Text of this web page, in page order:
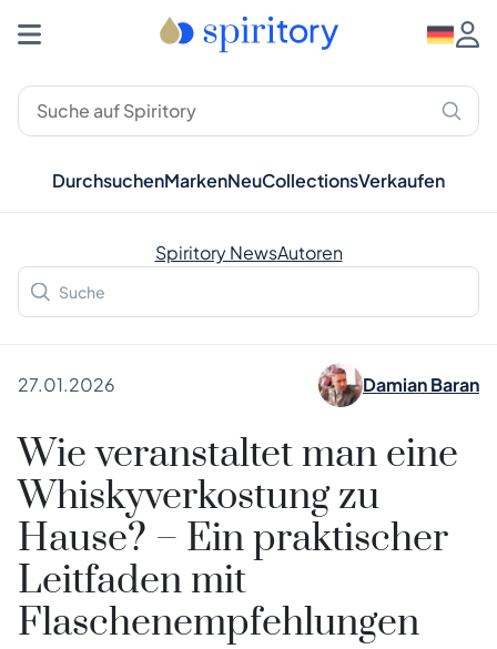
DurchsuchenMarkenNeuCollectionsVerkaufen
Spiritory NewsAutoren
27.01.2026 Damian Baran
Wie veranstaltet man eine
Whiskyverkostung zu
Hause? – Ein praktischer
Leitfaden mit
Flaschenempfehlungen